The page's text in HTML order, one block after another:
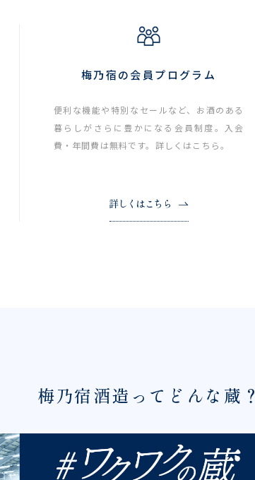
梅乃宿の会員プログラム
便利な機能や特別なセールなど、お酒のある
暮らしがさらに豊かになる会員制度。入会
費・年間費は無料です。詳しくはこちら。
詳しくはこちら
梅乃宿酒造ってどんな蔵？